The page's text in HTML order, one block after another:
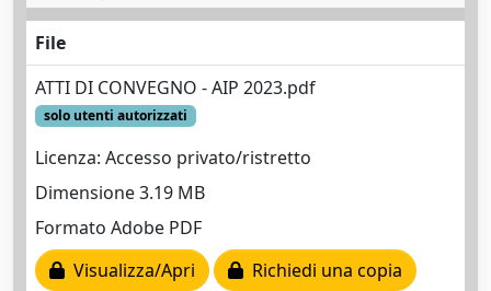
File
ATTI DI CONVEGNO - AIP 2023.pdf
solo utenti autorizzati
Licenza: Accesso privato/ristretto
Dimensione 3.19 MB
Formato Adobe PDF
Visualizza/Apri
Richiedi una copia